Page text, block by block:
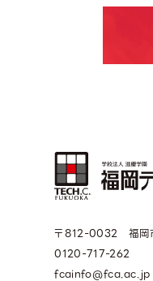
〒812-0032 福岡
0120-717-262
fcainfo@fca.ac.jp